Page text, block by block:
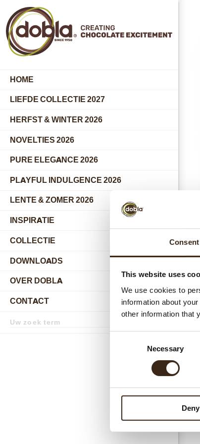
Consent
This website uses
We use cookies to
information about
other information that
Necessary
Deny
HOME
LIEFDE COLLECTIE 2027
HERFST & WINTER 2026
NOVELTIES 2026
PURE ELEGANCE 2026
PLAYFUL INDULGENCE 2026
LENTE & ZOMER 2026
INSPIRATIE
COLLECTIE
submenu
DOWNLOADS
OVER DOBLA
CONTACT
submenu